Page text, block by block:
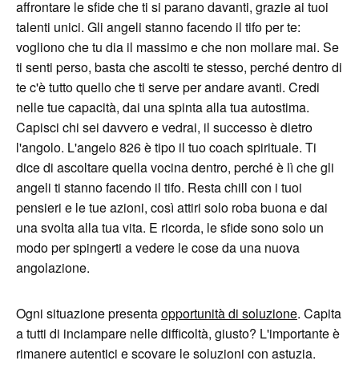
affrontare le sfide che ti si parano davanti, grazie ai tuoi
talenti unici. Gli angeli stanno facendo il tifo per te:
vogliono che tu dia il massimo e che non mollare mai. Se
ti senti perso, basta che ascolti te stesso, perché dentro di
te c'è tutto quello che ti serve per andare avanti. Credi
nelle tue capacità, dai una spinta alla tua autostima.
Capisci chi sei davvero e vedrai, il successo è dietro
l'angolo. L'angelo 826 è tipo il tuo coach spirituale. Ti
dice di ascoltare quella vocina dentro, perché è lì che gli
angeli ti stanno facendo il tifo. Resta chill con i tuoi
pensieri e le tue azioni, così attiri solo roba buona e dai
una svolta alla tua vita. E ricorda, le sfide sono solo un
modo per spingerti a vedere le cose da una nuova
angolazione.
Ogni situazione presentaopportunità di soluzione. Capita
a tutti di inciampare nelle difficoltà, giusto? L'importante è
rimanere autentici e scovare le soluzioni con astuzia.